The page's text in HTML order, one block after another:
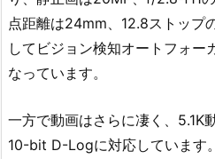
点距離は24mm、12.8ストップ
してビジョン検知オートフォー
なっています。
一方で動画はさらに凄く、5.1K
10-bit D-Logに対応しています